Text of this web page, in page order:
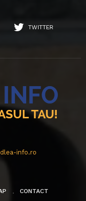
TWITTER
info.ro
CONTACT